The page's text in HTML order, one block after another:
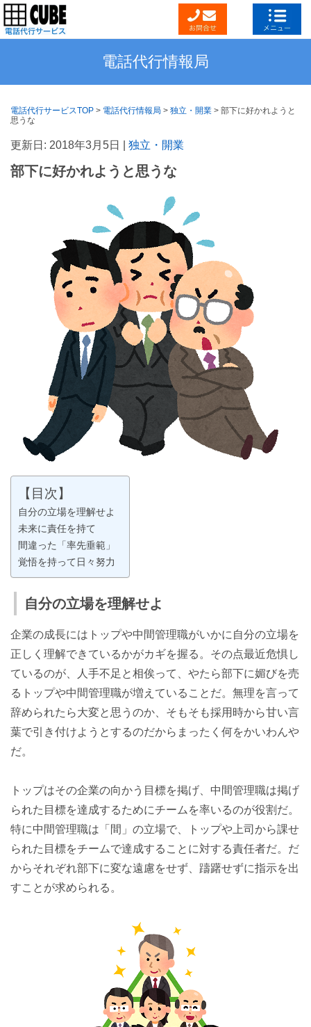
電話代行情報局
電話代行サービスTOP > 電話代行情報局 > 独立・開業 > 部下に好かれようと
思うな
更新日: 2018年3月5日 | 独立・開業
部下に好かれようと思うな
【目次】
自分の立場を理解せよ
未来に責任を持て
間違った「率先垂範」
覚悟を持って日々努力
自分の立場を理解せよ
企業の成長にはトップや中間管理職がいかに自分の立場を
正しく理解できているかがカギを握る。その点最近危惧し
ているのが、人手不足と相俟って、やたら部下に媚びを売
るトップや中間管理職が増えていることだ。無理を言って
辞められたら大変と思うのか、そもそも採用時から甘い言
葉で引き付けようとするのだからまったく何をかいわんや
だ。
トップはその企業の向かう目標を掲げ、中間管理職は掲げ
られた目標を達成するためにチームを率いるのが役割だ。
特に中間管理職は「間」の立場で、トップや上司から課せ
られた目標をチームで達成することに対する責任者だ。だ
からそれぞれ部下に変な遠慮をせず、躊躇せずに指示を出
すことが求められる。